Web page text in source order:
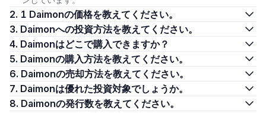
2. 1 Daimonの価格を教えてください。
3. Daimonへの投資方法を教えてください。
4. Daimonはどこで購入できますか？
5. Daimonの購入方法を教えてください。
6. Daimonの売却方法を教えてください。
7. Daimonは優れた投資対象でしょうか。
8. Daimonの発行数を教えてください。